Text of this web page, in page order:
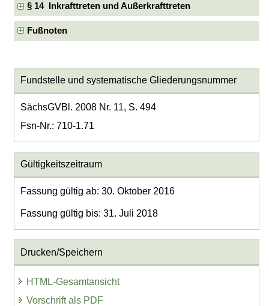
§ 14 Inkrafttreten und Außerkrafttreten
Fußnoten
Fundstelle und systematische Gliederungsnummer
SächsGVBl. 2008 Nr. 11, S. 494
Fsn-Nr.: 710-1.71
Gültigkeitszeitraum
Fassung gültig ab: 30. Oktober 2016
Fassung gültig bis: 31. Juli 2018
Drucken/Speichern
HTML-Gesamtansicht
Vorschrift als PDF